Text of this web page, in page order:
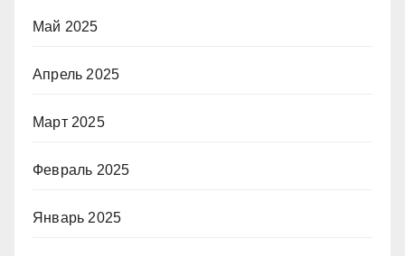
Май 2025
Апрель 2025
Март 2025
Февраль 2025
Январь 2025